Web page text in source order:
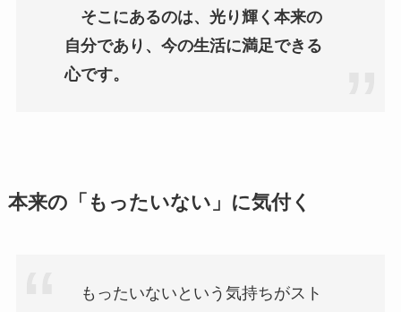
そこにあるのは、光り輝く本来の
自分であり、今の生活に満足できる
心です。
本来の「もったいない」に気付く
もったいないという気持ちがスト